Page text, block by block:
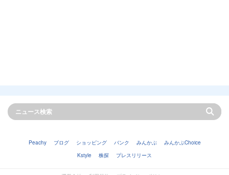
Peachy ブログ ショッピング バンク みんかぶ
みんかぶChoice
Kstyle
株探 プレスリリース